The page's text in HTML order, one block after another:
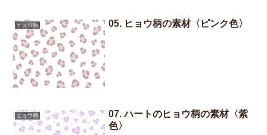
ヒョウ柄 05. ヒョウ柄の素材〈ピンク色〉
ヒョウ柄
07. ハートのヒョウ柄の素材〈紫
色〉